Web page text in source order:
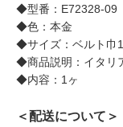
◆型番：E72328-09
◆色：本金
◆サイズ：ベルト巾
◆商品説明：イタリ
◆内容：1ヶ
＜配送について＞